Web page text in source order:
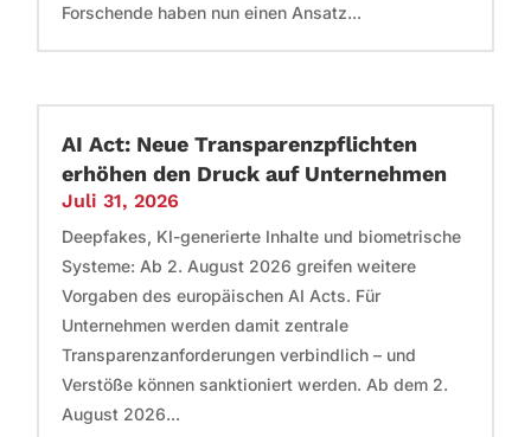
Forschende haben nun einen Ansatz...
AI Act: Neue Transparenzpflichten
erhöhen den Druck auf Unternehmen
Juli 31, 2026
Deepfakes, KI-generierte Inhalte und biometrische
Systeme: Ab 2. August 2026 greifen weitere
Vorgaben des europäischen AI Acts. Für
Unternehmen werden damit zentrale
Transparenzanforderungen verbindlich – und
Verstöße können sanktioniert werden. Ab dem 2.
August 2026...